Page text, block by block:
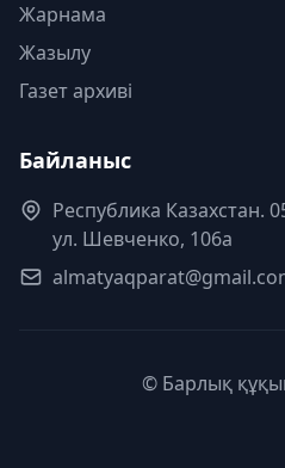
Жарнама
Жазылу
Газет архиві
Байланыс
Республика Казахстан.
ул. Шевченко, 106а
© Барлық